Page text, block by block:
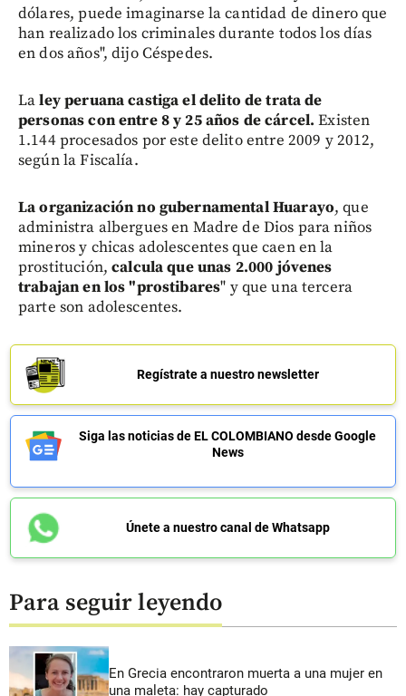
dólares, puede imaginarse la cantidad de dinero que
han realizado los criminales durante todos los días
en dos años", dijo Céspedes.
Laley peruana castiga el delito de trata de
personas con entre 8 y 25 años de cárcel.Existen
1.144 procesados por este delito entre 2009 y 2012,
según la Fiscalía.
La organización no gubernamental Huarayo, que
administra albergues en Madre de Dios para niños
mineros y chicas adolescentes que caen en la
prostitución,calcula que unas 2.000 jóvenes
trabajan en los "prostibares" y que una tercera
parte son adolescentes.
Regístrate a nuestro newsletter
Siga las noticias de EL COLOMBIANO desde Google
News
Únete a nuestro canal de Whatsapp
Para seguir leyendo
En Grecia encontraron muerta a una mujer en
una maleta: hay capturado